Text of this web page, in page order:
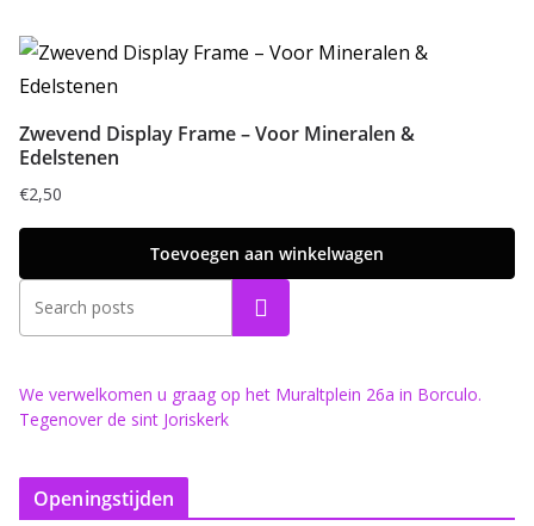
Zwevend Display Frame – Voor Mineralen &
Edelstenen
€2,50
Toevoegen aan winkelwagen
Zoeken
We verwelkomen u graag op het Muraltplein 26a in Borculo.
Tegenover de sint Joriskerk
Openingstijden